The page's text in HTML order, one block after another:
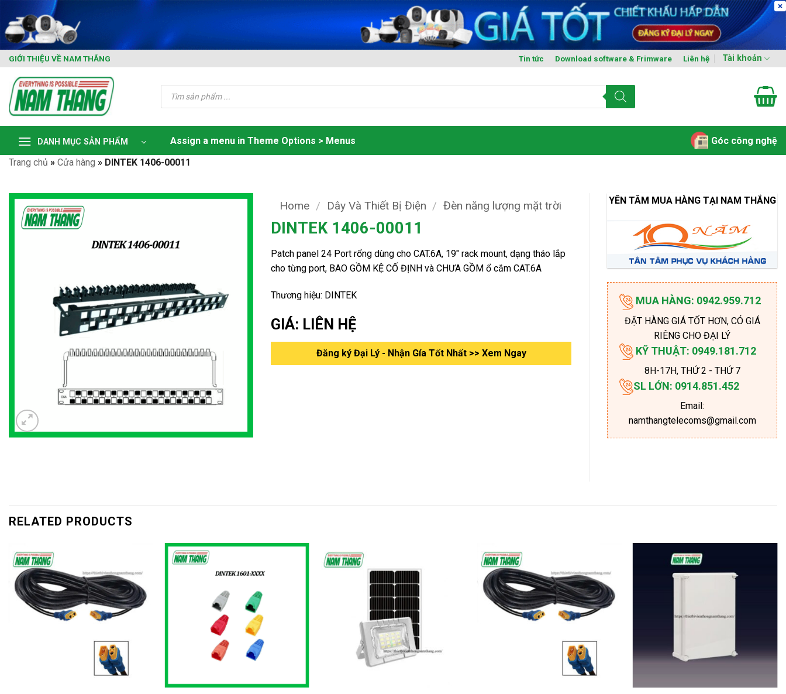
content
GIỚI THIỆU VỀ NAM THẮNG Tin tức Download software & Frimware Liên hệ Tài khoản
Tìm
kiếm
phẩm
DANH MỤC SẢN PHẨM Assign a menu in Theme Options > Menus
Góc công nghệ
Trang chủ » Cửa hàng » DINTEK 1406-00011
Home / Dây Và Thiết Bị Điện / Đèn năng lượng mặt trời
DINTEK 1406-00011
Patch panel 24 Port rổng dùng cho CAT.6A, 19″ rack mount, dạng tháo lắp
cho từng port, BAO GỒM KỆ CỐ ĐỊNH và CHƯA GỒM ổ cắm CAT.6A
Thương hiệu: DINTEK
GIÁ: LIÊN HỆ
Đăng ký Đại Lý - Nhận Gía Tốt Nhất >> Xem Ngay
YÊN TÂM MUA HÀNG TẠI NAM THẮNG
MUA HÀNG: 0942.959.712
ĐẶT HÀNG GIÁ TỐT HƠN, CÓ GIÁ
RIÊNG CHO ĐẠI LÝ
KỸ THUẬT: 0949.181.712
8H-17H, THỨ 2 - THỨ 7
SL LỚN: 0914.851.452
Email:
namthangtelecoms@gmail.com
RELATED PRODUCTS